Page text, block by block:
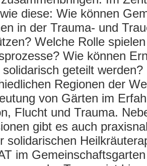
diese: Wie können
in der Trauma- und
Welche Rolle
Wie können
solidarisch geteilt
Regionen der
von Gärten im
Flucht und Trauma.
gibt es auch
solidarischen
im